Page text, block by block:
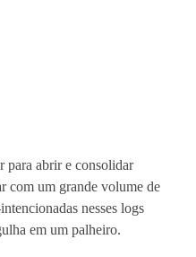
para abrir e consolidar
com um grande volume de
nesses logs
em um palheiro.